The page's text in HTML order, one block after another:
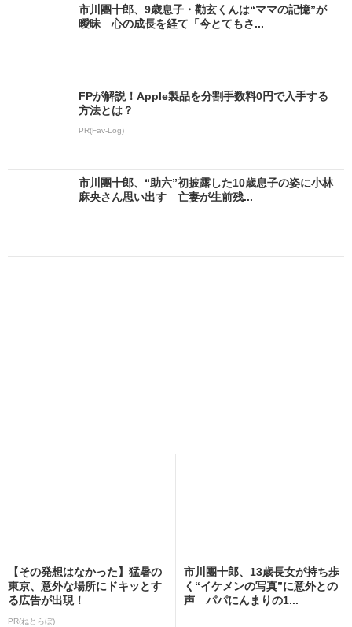
市川團十郎、9歳息子・勸玄くんは“ママの記憶”が
曖昧 心の成長を経て「今とてもさ...
FPが解説！Apple製品を分割手数料0円で入手する
方法とは？
PR(Fav-Log)
市川團十郎、“助六”初披露した10歳息子の姿に小林
麻央さん思い出す 亡妻が生前残...
【その発想はなかった】猛暑の
東京、意外な場所にドキッとす
る広告が出現！
PR(ねとらぼ)
市川團十郎、13歳長女が持ち歩
く“イケメンの写真”に意外との
声 パパにんまりの1...